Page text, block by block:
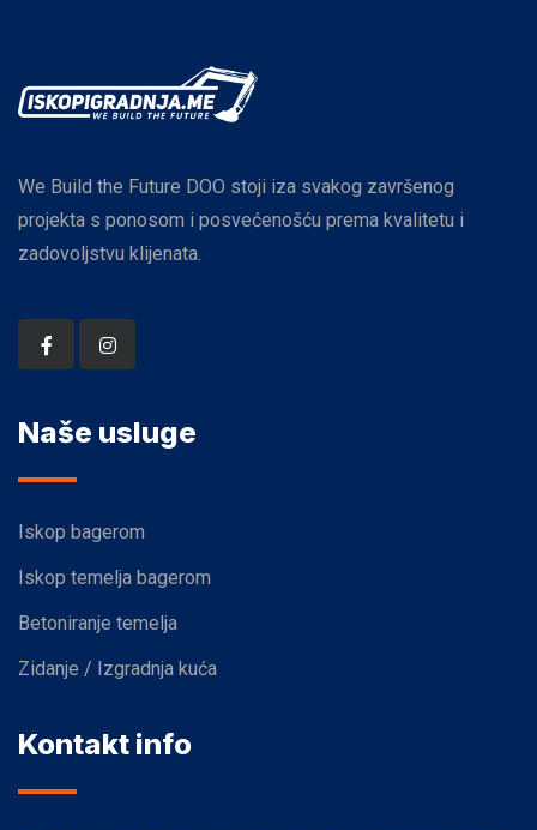
We Build the Future DOO stoji iza svakog završenog
projekta s ponosom i posvećenošću prema kvalitetu i
zadovoljstvu klijenata.
Naše usluge
Iskop bagerom
Iskop temelja bagerom
Betoniranje temelja
Zidanje / Izgradnja kuća
Kontakt info